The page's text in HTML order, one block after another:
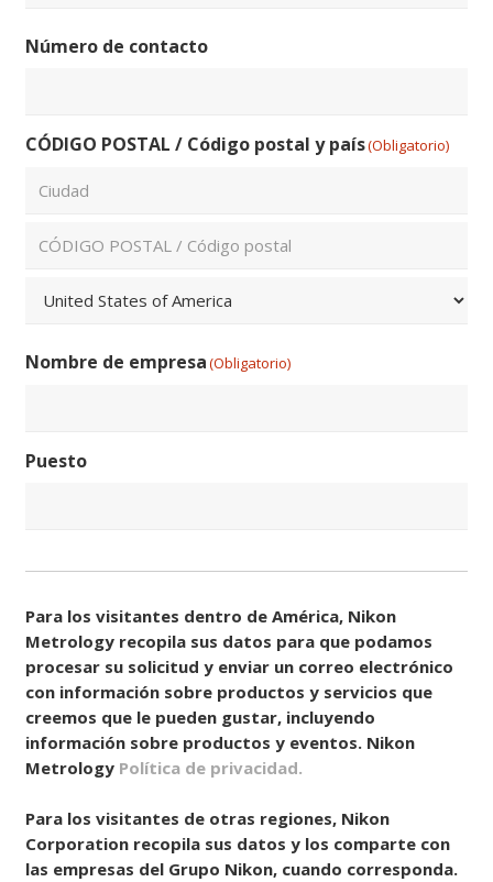
email
Número de contacto
CÓDIGO POSTAL / Código postal y país(Obligatorio)
Postal
Nombre de empresa(Obligatorio)
Puesto
Para los visitantes dentro de América, Nikon
Metrology recopila sus datos para que podamos
procesar su solicitud y enviar un correo electrónico
con información sobre productos y servicios que
creemos que le pueden gustar, incluyendo
información sobre productos y eventos. Nikon
Metrology Política de privacidad.
Para los visitantes de otras regiones, Nikon
Corporation recopila sus datos y los comparte con
las empresas del Grupo Nikon, cuando corresponda.